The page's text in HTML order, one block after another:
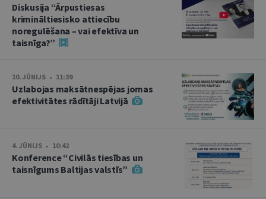
Diskusija “Ārpustiesas
krimināltiesisko attiecību
noregulēšana – vai efektīva un
taisnīga?”
10. JŪNIJS • 11:39
Uzlabojas maksātnespējas jomas
efektivitātes rādītāji Latvijā
4. JŪNIJS • 10:42
Konference “Civilās tiesības un
taisnīgums Baltijas valstīs”